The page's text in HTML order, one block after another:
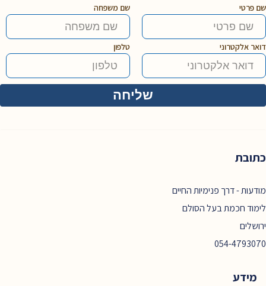
שם פרטי שם משפחה
דואר אלקטרוני טלפון
כתובת
מודעות - דרך פנימיות החיים
לימוד חכמת בעל הסולם
ירושלים
054-4793070
מידע